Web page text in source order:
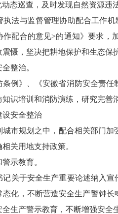
动态巡查，及时发现自然资源
执法与监督管理协助配合工作
配合的意见>的通知》要求，
慑，坚决把耕地保护和生态
整治。
例》、《安徽省消防安全责
识培训和消防演练，研究完善
设安全整治
规划之中，配合相关部门加
关用地支持政策。
示教育。
关于安全生产重要论述纳入
化，不断营造安全生产警钟
生产警示教育，不断增强安全